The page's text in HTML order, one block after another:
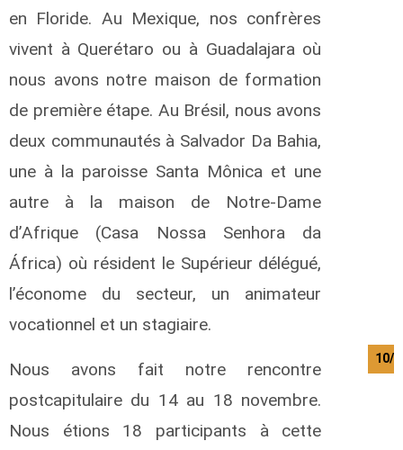
en Floride. Au Mexique, nos confrères
vivent à Querétaro ou à Guadalajara où
nous avons notre maison de formation
de première étape. Au Brésil, nous avons
deux communautés à Salvador Da Bahia,
une à la paroisse Santa Mônica et une
autre à la maison de Notre-Dame
d’Afrique (Casa Nossa Senhora da
África) où résident le Supérieur délégué,
l’économe du secteur, un animateur
vocationnel et un stagiaire.
Nous avons fait notre rencontre
postcapitulaire du 14 au 18 novembre.
Nous étions 18 participants à cette
10/